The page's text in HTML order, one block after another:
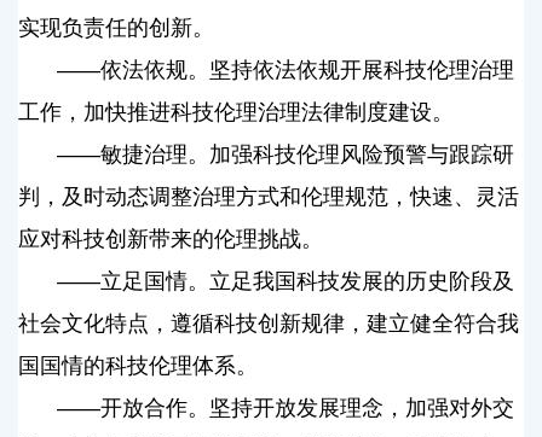
实现负责任的创新。
——依法依规。坚持依法依规开展科技伦理治理
工作，加快推进科技伦理治理法律制度建设。
——敏捷治理。加强科技伦理风险预警与跟踪研
判，及时动态调整治理方式和伦理规范，快速、灵活
应对科技创新带来的伦理挑战。
——立足国情。立足我国科技发展的历史阶段及
社会文化特点，遵循科技创新规律，建立健全符合我
国国情的科技伦理体系。
——开放合作。坚持开放发展理念，加强对外交